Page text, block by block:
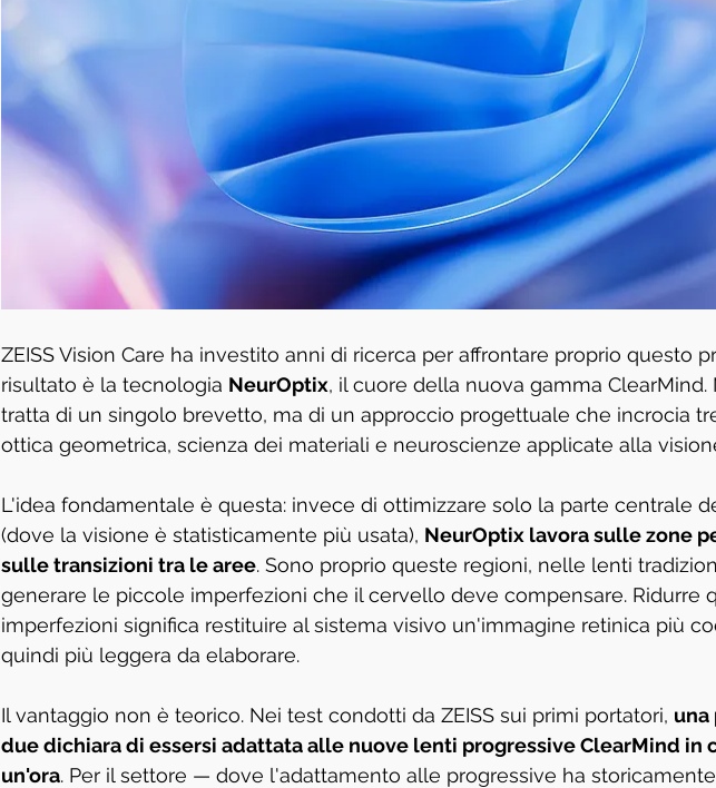
ZEISS Vision Care ha investito anni di ricerca per affrontare proprio questo
risultato è la tecnologia NeurOptix, il cuore della nuova gamma ClearMind.
tratta di un singolo brevetto, ma di un approccio progettuale che incrocia
ottica geometrica, scienza dei materiali e neuroscienze applicate alla
L'idea fondamentale è questa: invece di ottimizzare solo la parte centrale
(dove la visione è statisticamente più usata), NeurOptix lavora sulle zone
sulle transizioni tra le aree. Sono proprio queste regioni, nelle lenti
generare le piccole imperfezioni che il cervello deve compensare. Ridurre
imperfezioni significa restituire al sistema visivo un'immagine retinica più
quindi più leggera da elaborare.
Il vantaggio non è teorico. Nei test condotti da ZEISS sui primi portatori, una
due dichiara di essersi adattata alle nuove lenti progressive ClearMind in
un'ora. Per il settore — dove l'adattamento alle progressive ha